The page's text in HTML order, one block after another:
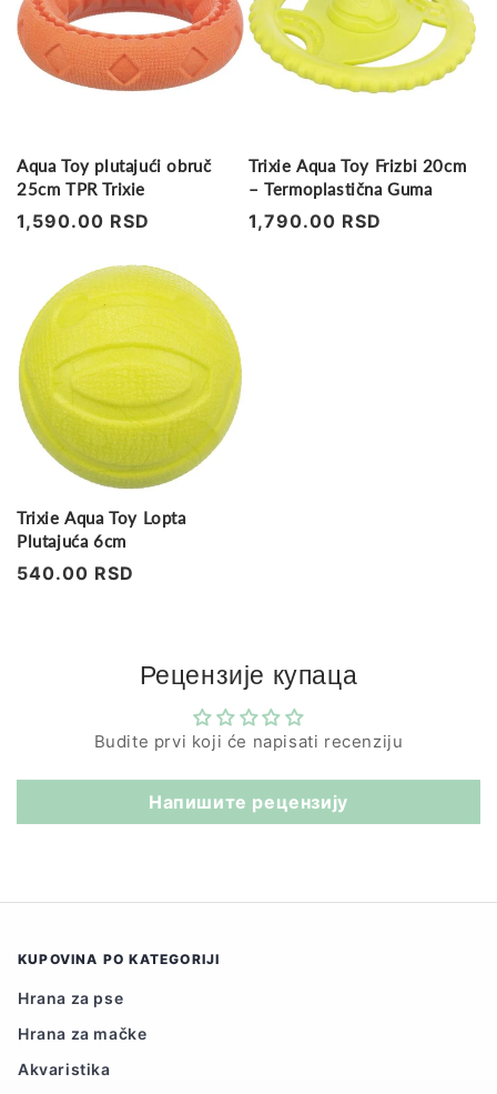
Aqua Toy plutajući obruč
25cm TPR Trixie
Regularna
1,590.00 RSD
Trixie Aqua Toy Frizbi 20cm
– Termoplastična Guma
Regularna
1,790.00 RSD
Trixie Aqua Toy Lopta
Plutajuća 6cm
Regularna
540.00 RSD
Рецензије купаца
Budite prvi koji će napisati recenziju
Напишите рецензију
KUPOVINA PO KATEGORIJI
Hrana za pse
Hrana za mačke
Akvaristika